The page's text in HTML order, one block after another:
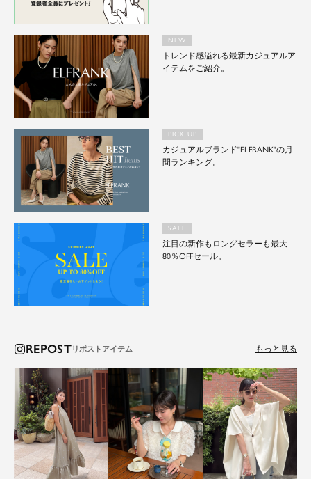
NEW
トレンド感溢れる最新カジュアルア
イテムをご紹介。
PICK UP
カジュアルブランド"ELFRANK"の月
間ランキング。
SALE
注目の新作もロングセラーも最大
80％OFFセール。
REPOST もっと見る